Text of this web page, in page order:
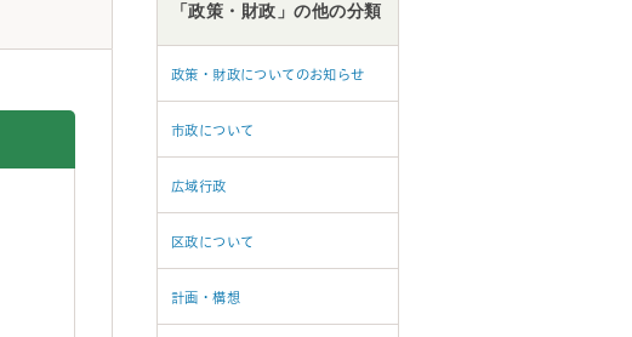
「政策・財政」の他の分類
政策・財政についてのお知らせ
市政について
広域行政
区政について
計画・構想